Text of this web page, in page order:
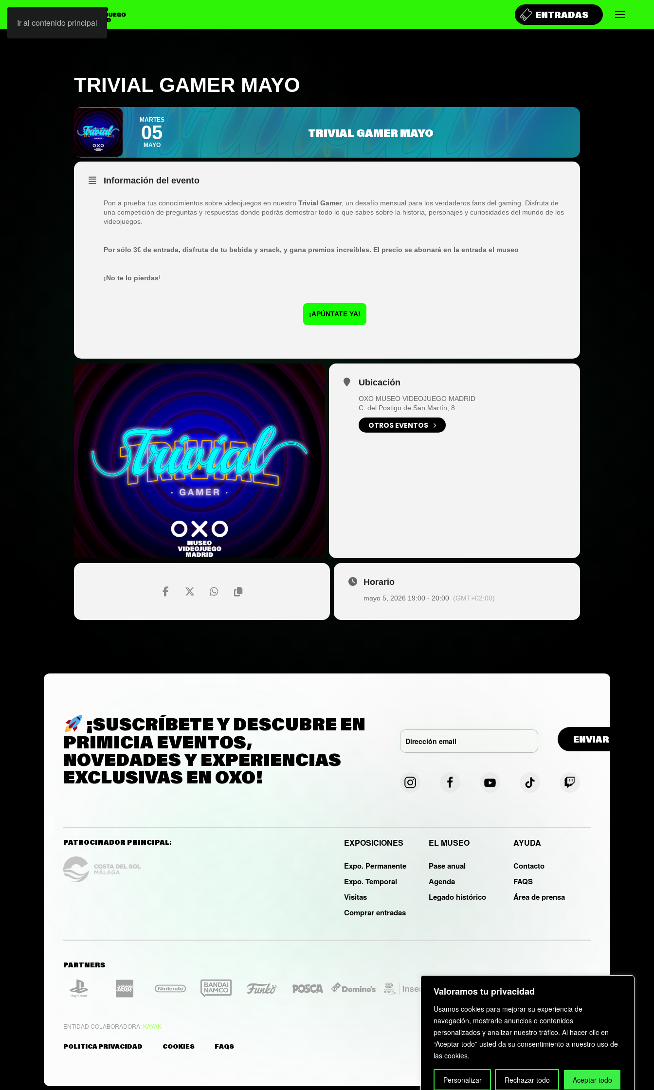
Valoramos tu privacidad
Usamos cookies para mejorar su experiencia de
navegación, mostrarle anuncios o contenidos
personalizados y analizar nuestro tráfico. Al hacer clic en
“Aceptar todo” usted da su consentimiento a nuestro uso de
las cookies.
Personalizar Rechazar todo Aceptar todo
Ir al contenido principal
ENTRADAS
TRIVIAL GAMER MAYO
MARTES
05
MAYO
TRIVIAL GAMER MAYO
Información del evento
Pon a prueba tus conocimientos sobre videojuegos en nuestro Trivial Gamer, un desafío mensual para los verdaderos fans del gaming. Disfruta de
una competición de preguntas y respuestas donde podrás demostrar todo lo que sabes sobre la historia, personajes y curiosidades del mundo de los
videojuegos.
Por sólo 3€ de entrada, disfruta de tu bebida y snack, y gana premios increíbles. El precio se abonará en la entrada el museo
¡No te lo pierdas!
¡APÚNTATE YA!
Ubicación
OXO MUSEO VIDEOJUEGO MADRID
C. del Postigo de San Martín, 8
OTROS EVENTOS
Horario
mayo 5, 2026 19:00 - 20:00 (GMT+02:00)
¡SUSCRÍBETE Y DESCUBRE EN
PRIMICIA EVENTOS,
NOVEDADES Y EXPERIENCIAS
EXCLUSIVAS EN OXO!
PATROCINADOR PRINCIPAL: EXPOSICIONES
Expo. Permanente
Expo. Temporal
Visitas
Comprar entradas
EL MUSEO
Pase anual
Agenda
Legado histórico
AYUDA
Contacto
FAQS
Área de prensa
PARTNERS
ENTIDAD COLABORADORA: KAYAK
POLITICA PRIVACIDAD COOKIES FAQS ©2026KAIJU GROUP. All rights reserved.